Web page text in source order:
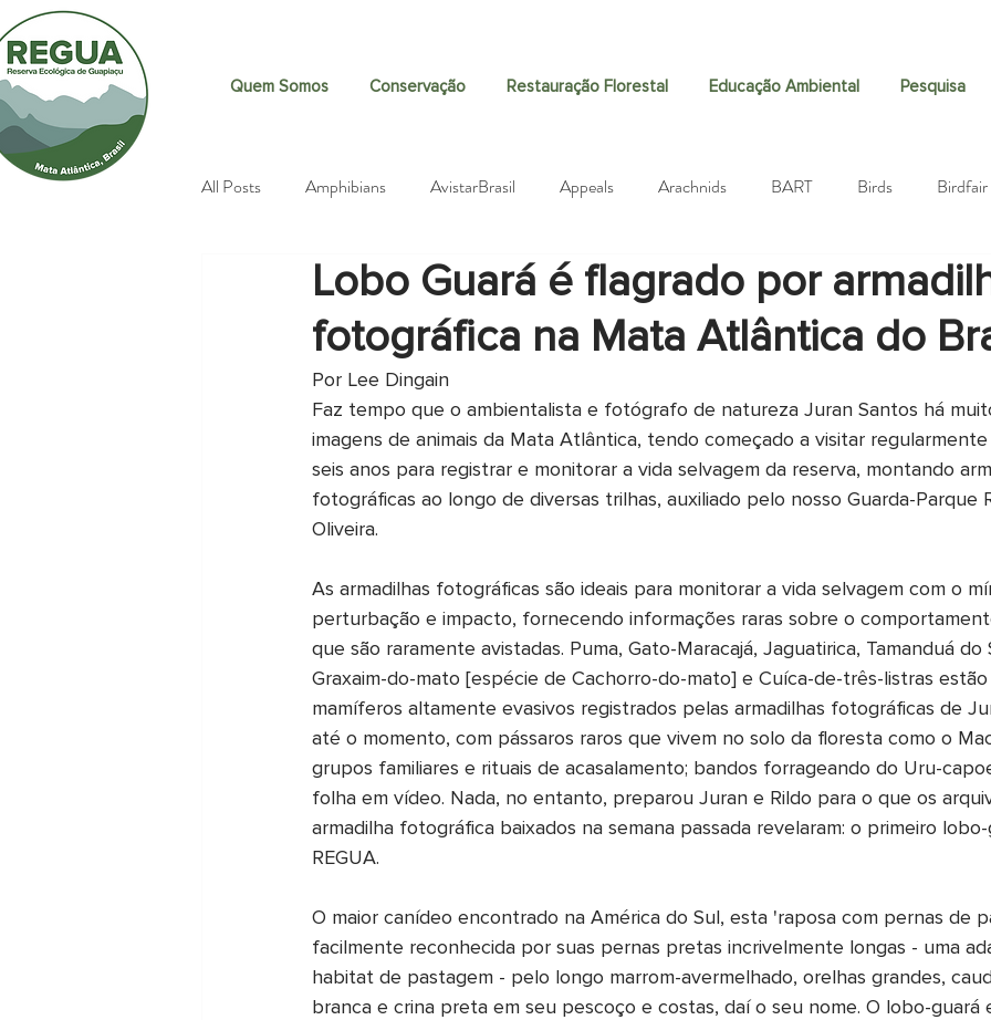
Quem Somos Conservação Restauração Florestal Educação Ambiental Pesquisa
All Posts Amphibians AvistarBrasil Appeals Arachnids BART Birds Birdfair
Brazilian Tapir (Tapirus terrestris Biodiversity Black-fronted Piping-Guan Community
Butterflies
Excursions Events Fundraising Guapiaçu Project Hunting Guapiaçú Project
Macaé de Cima
Lobo Guará é flagrado por
fotográfica na Mata Atlântica do
Por Lee Dingain
Faz tempo que o ambientalista e fotógrafo de natureza Juran Santos há
imagens de animais da Mata Atlântica, tendo começado a visitar regularmente
seis anos para registrar e monitorar a vida selvagem da reserva, montando
fotográficas ao longo de diversas trilhas, auxiliado pelo nosso Guarda-Parque
Oliveira.
As armadilhas fotográficas são ideais para monitorar a vida selvagem com o
perturbação e impacto, fornecendo informações raras sobre o
que são raramente avistadas. Puma, Gato-Maracajá, Jaguatirica, Tamanduá do
Graxaim-do-mato [espécie de Cachorro-do-mato] e Cuíca-de-três-listras
mamíferos altamente evasivos registrados pelas armadilhas fotográficas de
até o momento, com pássaros raros que vivem no solo da floresta como o
grupos familiares e rituais de acasalamento; bandos forrageando do Uru-
folha em vídeo. Nada, no entanto, preparou Juran e Rildo para o que os
armadilha fotográfica baixados na semana passada revelaram: o primeiro
REGUA.
O maior canídeo encontrado na América do Sul, esta 'raposa com pernas de
facilmente reconhecida por suas pernas pretas incrivelmente longas - uma
habitat de pastagem - pelo longo marrom-avermelhado, orelhas grandes,
branca e crina preta em seu pescoço e costas, daí o seu nome. O lobo-guará